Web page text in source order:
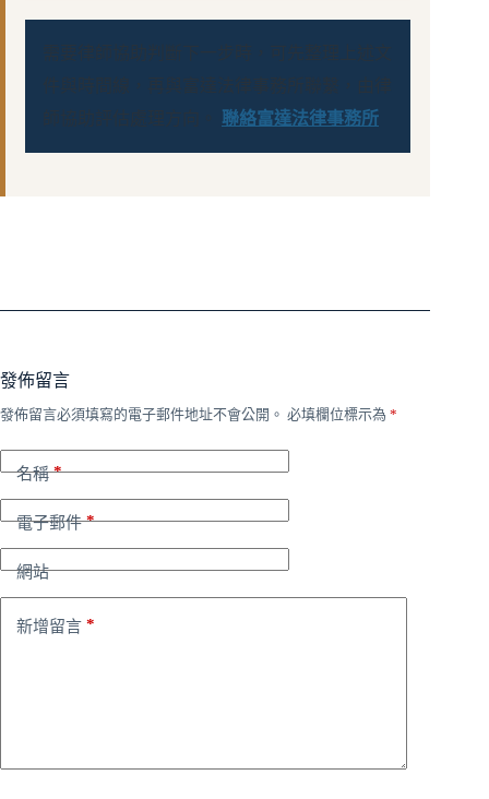
聯絡富達法律事務所
發佈留言
發佈留言必須填寫的電子郵件地址不會公開。 必填欄位標示為 *
名稱*
電子郵件*
網站
新增留言 *